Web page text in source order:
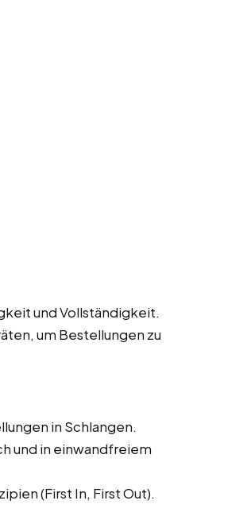
und Vollständigkeit.
um Bestellungen zu
in Schlangen.
und in einwandfreiem
(First In, First Out).